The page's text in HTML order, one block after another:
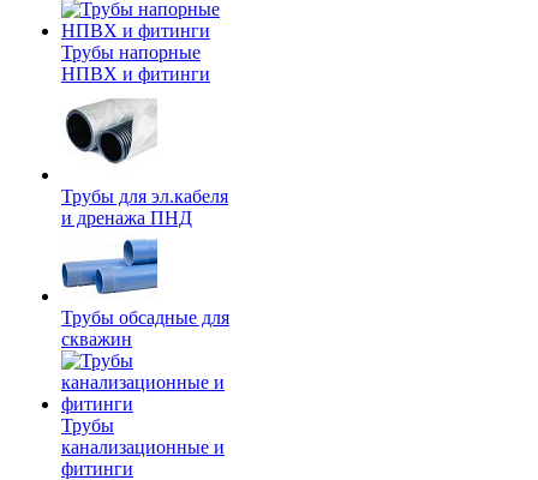
Трубы напорные
НПВХ и фитинги
Трубы для эл.кабеля
и дренажа ПНД
Трубы обсадные для
скважин
Трубы
канализационные и
фитинги